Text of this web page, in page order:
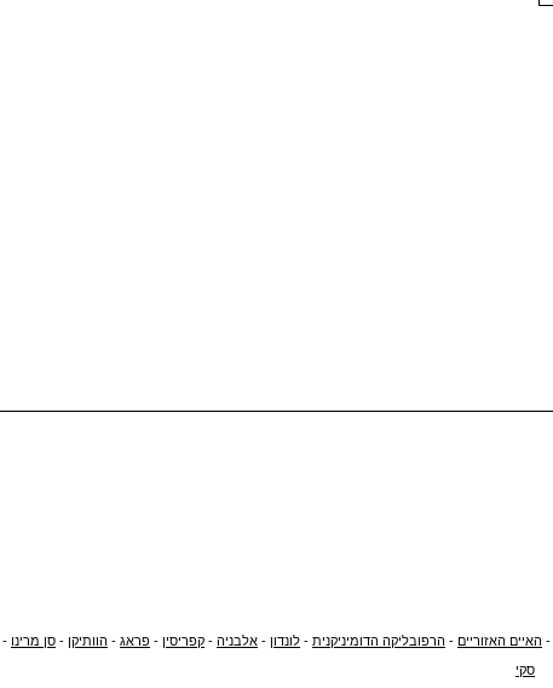
- האיים האזוריים - הרפובליקה הדומיניקנית - לונדון - אלבניה - קפריסין - פראג - הוותיקן - סן מרינו -
סקי